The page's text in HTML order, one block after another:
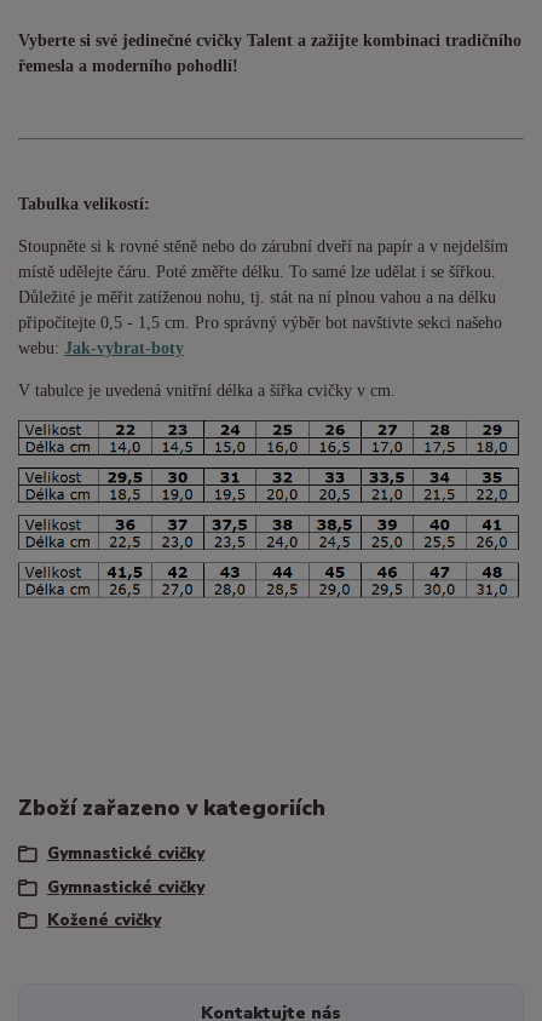
Vyberte si své jedinečné cvičky Talent a zažijte kombinaci tradičního
řemesla a moderního pohodlí!
Tabulka velikostí:
Stoupněte si k rovné stěně nebo do zárubní dveří na papír a v nejdelším
místě udělejte čáru. Poté změřte délku. To samé lze udělat i se šířkou.
Důležité je měřit zatíženou nohu, tj. stát na ní plnou vahou a na délku
připočítejte 0,5 - 1,5 cm. Pro správný výběr bot navštivte sekci našeho
webu: Jak-vybrat-boty
V tabulce je uvedená vnitřní délka a šířka cvičky v cm.
Zboží zařazeno v kategoriích
Gymnastické cvičky
Gymnastické cvičky
Kožené cvičky
Kontaktujte nás